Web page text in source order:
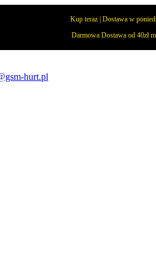
Kup teraz | Dostawa w
Darmowa Dostawa od 40zł
hurt.pl